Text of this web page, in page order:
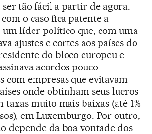
ser tão fácil a partir de agora.
o caso fica patente a
líder político que, com uma
ajustes e cortes aos países do
do bloco europeu e
acordos pouco
com empresas que evitavam
onde obtinham seus lucros
taxas muito mais baixas (até 1%
em Luxemburgo. Por outro,
depende da boa vontade dos